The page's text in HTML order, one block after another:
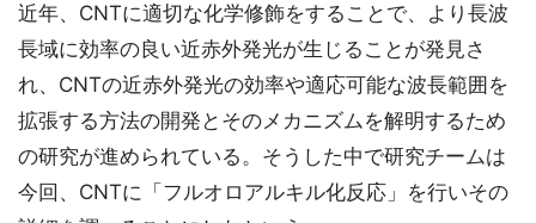
近年、CNTに適切な化学修飾をすることで、より長波
長域に効率の良い近赤外発光が生じることが発見さ
れ、CNTの近赤外発光の効率や適応可能な波長範囲を
拡張する方法の開発とそのメカニズムを解明するため
の研究が進められている。そうした中で研究チームは
今回、CNTに「フルオロアルキル化反応」を行いその